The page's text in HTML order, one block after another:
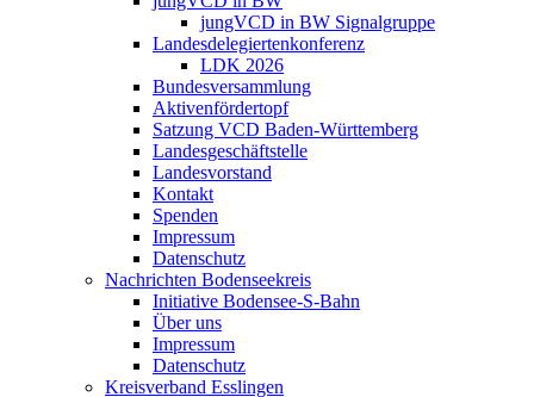
jungVCD in BW Signalgruppe
Landesdelegiertenkonferenz
LDK 2026
Bundesversammlung
Aktivenfördertopf
Satzung VCD Baden-Württemberg
Landesgeschäftstelle
Landesvorstand
Kontakt
Spenden
Impressum
Datenschutz
Nachrichten Bodenseekreis
Initiative Bodensee-S-Bahn
Über uns
Impressum
Datenschutz
Kreisverband Esslingen